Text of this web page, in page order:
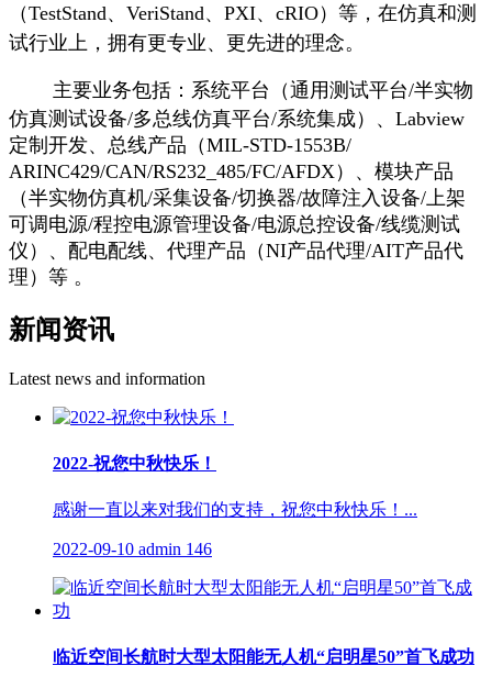
（TestStand、VeriStand、PXI、cRIO）等，在仿真和测
试行业上，拥有更专业、更先进的理念。
主要业务包括： 系统平台（通用测试平台/半实物
仿真测试设备/多总线仿真平台/系统集成）、Labview
定制开发、总线产品（MIL-STD-1553B/
ARINC429/CAN/RS232_485/FC/AFDX）、模块产品
（半实物仿真机/采集设备/切换器/故障注入设备/上架
可调电源/程控电源管理设备/电源总控设备/线缆测试
仪）、配电配线、代理产品（NI产品代理/AIT产品代
理）等 。
新闻资讯
Latest news and information
2022-祝您中秋快乐！
感谢一直以来对我们的支持，祝您中秋快乐！...
2022-09-10 admin 146
临近空间长航时大型太阳能无人机“启明星50”首飞成功